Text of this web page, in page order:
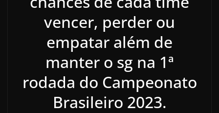
vencer, perder ou
empatar além de
manter o sg na 1ª
rodada do Campeonato
Brasileiro 2023.